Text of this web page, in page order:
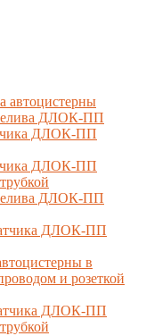
автоцистерны
ДЛОК-ПП
ДЛОК-ПП
ДЛОК-ПП
ДЛОК-ПП
ДЛОК-ПП
в
и розеткой
ДЛОК-ПП